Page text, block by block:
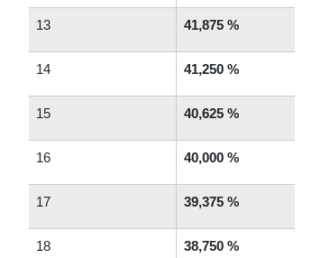
13 41,875 %
14 41,250 %
15 40,625 %
16 40,000 %
17 39,375 %
18 38,750 %